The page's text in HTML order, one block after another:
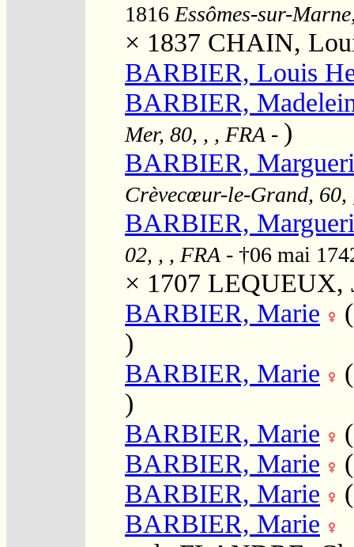
1816 Essômes-sur-
× 1837 CHAIN,
BARBIER, Louis
BARBIER,
Mer, 80, , , FRA - )
BARBIER,
Crèvecœur-le-Grand, 60,
BARBIER,
02, , , FRA - †06 mai
× 1707 LEQUEUX,
BARBIER, Marie
)
BARBIER, Marie
)
BARBIER, Marie
BARBIER, Marie
BARBIER, Marie
BARBIER, Marie